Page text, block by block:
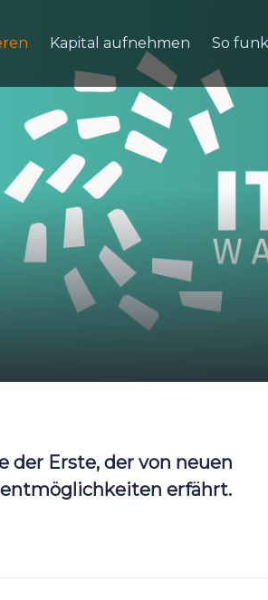
Kapital aufnehmen So
der Erste, der von neuen
erfährt.